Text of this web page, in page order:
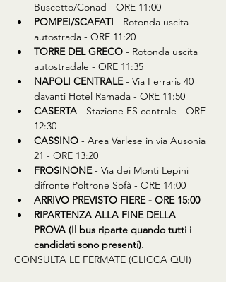
Buscetto/Conad - ORE 11:00
POMPEI/SCAFATI - Rotonda uscita
autostrada - ORE 11:20
TORRE DEL GRECO - Rotonda uscita
autostradale - ORE 11:35
NAPOLI CENTRALE - Via Ferraris 40
davanti Hotel Ramada - ORE 11:50
CASERTA - Stazione FS centrale - ORE
12:30
CASSINO - Area Varlese in via Ausonia
21 - ORE 13:20
FROSINONE - Via dei Monti Lepini
difronte Poltrone Sofà - ORE 14:00
ARRIVO PREVISTO FIERE - ORE 15:00
RIPARTENZA ALLA FINE DELLA
PROVA (Il bus riparte quando tutti i
candidati sono presenti).
CONSULTA LE FERMATE (CLICCA QUI)